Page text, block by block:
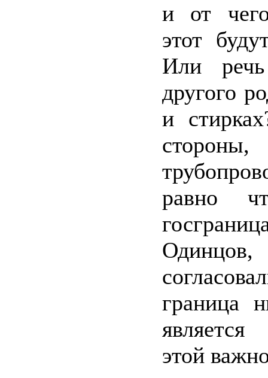
и от
этот
Или
другого
и
равно
граница
является
этой